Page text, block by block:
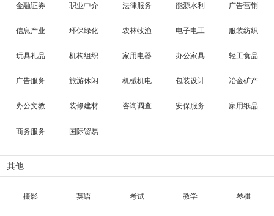
金融证券 职业中介 法律服务 能源水利 广告营销
信息产业 环保绿化 农林牧渔 电子电工 服装纺织
玩具礼品 机构组织 家用电器 办公家具 轻工食品
广告服务 旅游休闲 机械机电 包装设计 冶金矿产
办公文教 装修建材 咨询调查 安保服务 家用纸品
商务服务 国际贸易
其他
摄影 英语 考试 教学 琴棋